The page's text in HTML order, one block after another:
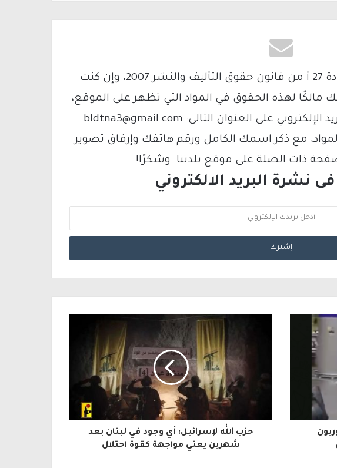
يتم الاستخدام المواد وفقًا للمادة 27 أ من قانون حقوق التأليف والنشر 2007، وإن كنت
مالكًا لهذه الحقوق في المواد التي تظهر على الموقع،
فيمكنك التواصل معنا عبر البريد الإلكتروني على العنوان التالي: bldtna3@gmail.com
مع ذكر اسمك الكامل ورقم هاتفك وإرفاق تصوير
ذات الصلة على موقع بلدتنا. وشكرًا!
نشرة البريد الالكتروني
حزب الله لإسرائيل: أي وجود في لبنان بعد
شهرين يعني مواجهة كقوة احتلال